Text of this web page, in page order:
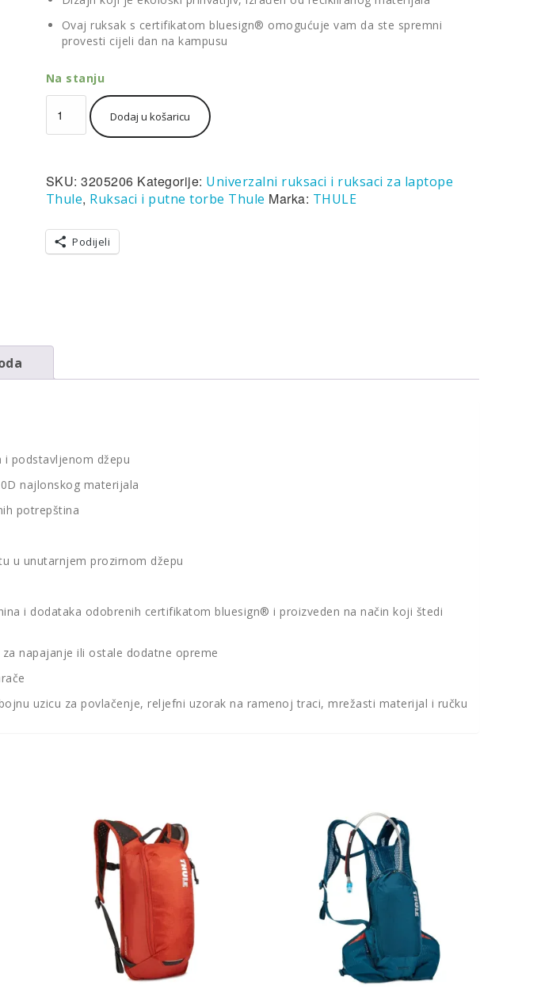
Ovaj ruksak s certifikatom bluesign® omogućuje vam da ste spremni
provesti cijeli dan na kampusu
Na stanju
Notus
Backpack
prijenosno
računalo
plava
količina
Dodaj u košaricu
SKU:3205206 Kategorije: Univerzalni ruksaci i ruksaci za laptope
Thule, Ruksaci i putne torbe Thule Marka: THULE
Podijeli
podstavljenom džepu
najlonskog materijala
potrepština
u unutarnjem prozirnom džepu
i dodataka odobrenih certifikatom bluesign® i proizveden na način koji štedi
napajanje ili ostale dodatne opreme
uzicu za povlačenje, reljefni uzorak na ramenoj traci, mrežasti materijal i ručku